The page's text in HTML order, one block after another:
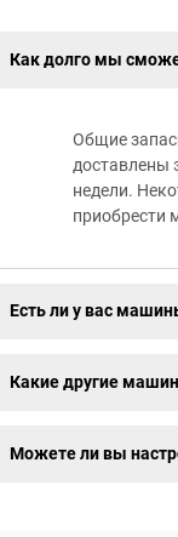
Как долго мы
Общие
доставлены
недели.
приобрести
Есть ли у вас
Какие другие
Можете ли вы